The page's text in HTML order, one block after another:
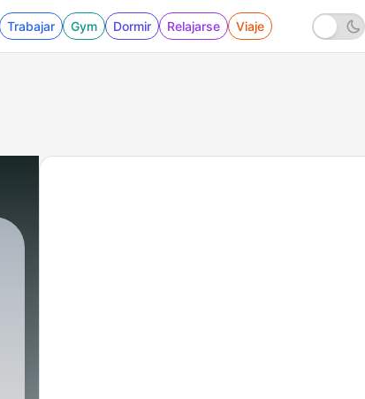
Trabajar Gym Dormir Relajarse Viaje
Genero preferido